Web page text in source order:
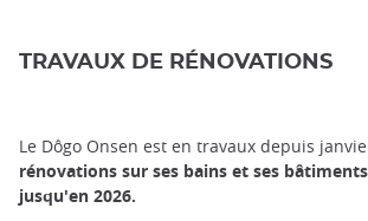
TRAVAUX DE RÉNOVATIONS
Le Dôgo Onsen est en travaux depuis
rénovations sur ses bains et ses
jusqu'en 2026.